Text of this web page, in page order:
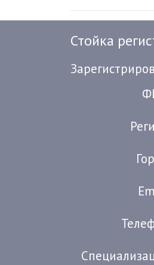
Стойка